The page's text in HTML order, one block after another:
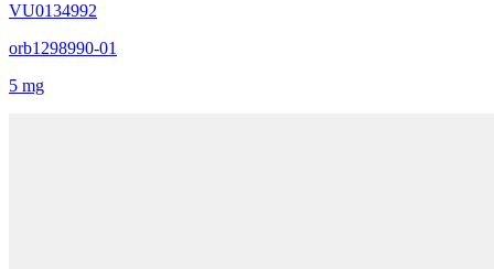
VU0134992
orb1298990-01
5 mg